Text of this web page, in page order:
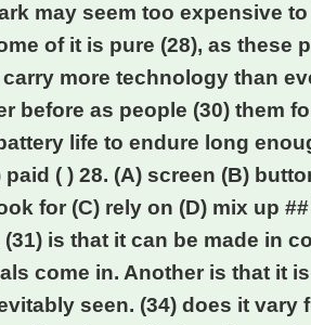
may seem too expensive
of it is pure (28), as these
more technology than
before as people (30) them
life to endure long
paid ( ) 28. (A) screen (B)
for (C) rely on (D) mix up
is that it can be made in
come in. Another is that it
seen. (34) does it vary